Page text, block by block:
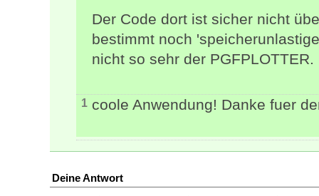
Der Code dort ist sicher nicht
bestimmt noch
nicht so sehr der PGFPLOTTER.
1 coole Anwendung! Danke fuer
Deine Antwort